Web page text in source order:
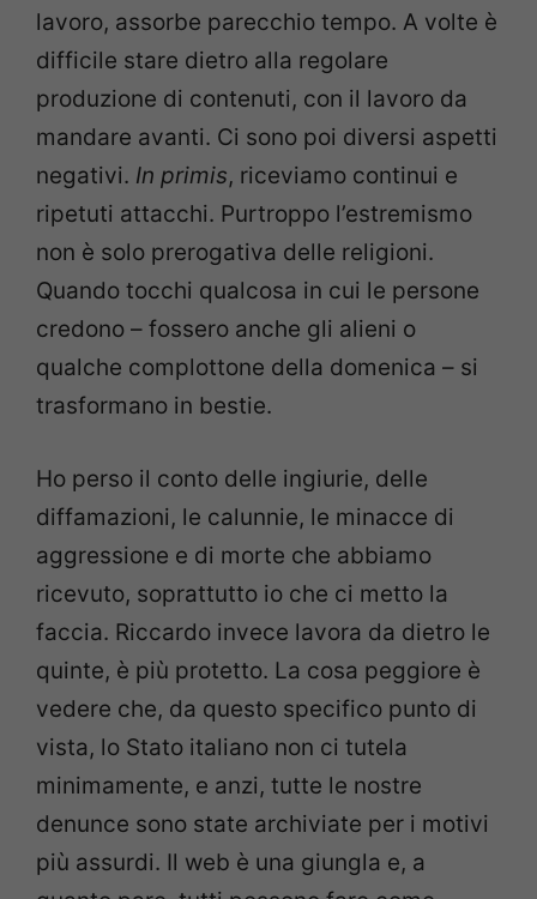
lavoro, assorbe parecchio tempo. A volte è
difficile stare dietro alla regolare
produzione di contenuti, con il lavoro da
mandare avanti. Ci sono poi diversi aspetti
negativi. In primis, riceviamo continui e
ripetuti attacchi. Purtroppo l’estremismo
non è solo prerogativa delle religioni.
Quando tocchi qualcosa in cui le persone
credono – fossero anche gli alieni o
qualche complottone della domenica – si
trasformano in bestie.
Ho perso il conto delle ingiurie, delle
diffamazioni, le calunnie, le minacce di
aggressione e di morte che abbiamo
ricevuto, soprattutto io che ci metto la
faccia. Riccardo invece lavora da dietro le
quinte, è più protetto. La cosa peggiore è
vedere che, da questo specifico punto di
vista, lo Stato italiano non ci tutela
minimamente, e anzi, tutte le nostre
denunce sono state archiviate per i motivi
più assurdi. Il web è una giungla e, a